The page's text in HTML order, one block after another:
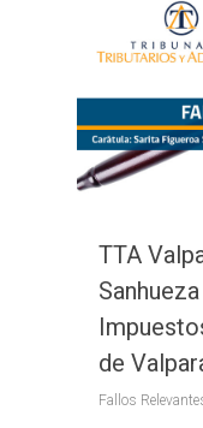
TTA
de
Fallos